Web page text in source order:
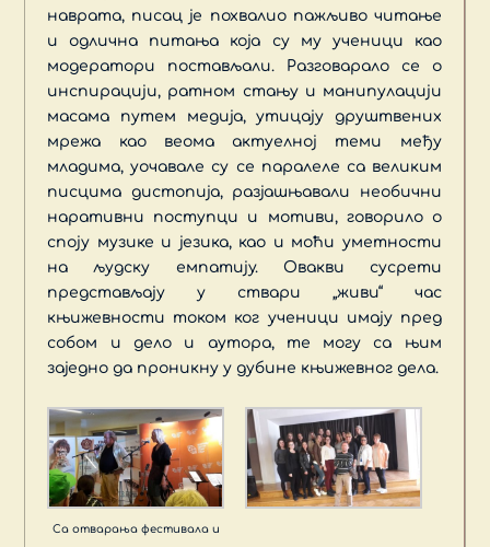
наврата, писац је похвалио пажљиво читање
и одлична питања која су му ученици као
модератори постављали. Разговарало се о
инспирацији, ратном стању и манипулацији
масама путем медија, утицају друштвених
мрежа као веома актуелној теми међу
младима, уочавале су се паралеле са великим
писцима дистопија, разјашњавали необични
наративни поступци и мотиви, говорило о
споју музике и језика, као и моћи уметности
на људску емпатију. Овакви сусрети
представљају у ствари „живи“ час
књижевности током ког ученици имају пред
собом и дело и аутора, те могу са њим
заједно да проникну у дубине књижевног дела.
Са отварања фестивала и